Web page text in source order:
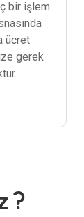
bir işlem
ücret
gerek
?